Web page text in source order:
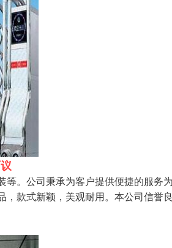
。公司秉承为客户提供便捷的服务
款式新颖，美观耐用。本公司信誉